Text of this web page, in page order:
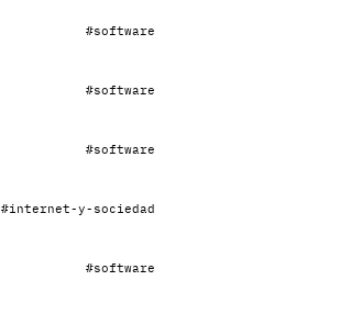
#software
#software
#software
#internet-y-sociedad
#software